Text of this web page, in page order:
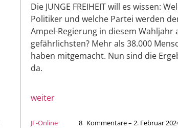
Die JUNGE FREIHEIT will es wissen:
Politiker und welche Partei werden
Ampel-Regierung in diesem Wahljahr
gefährlichsten? Mehr als 38.000
haben mitgemacht. Nun sind die
da.
weiter
JF-Online 8 Kommentare – 2. Februar